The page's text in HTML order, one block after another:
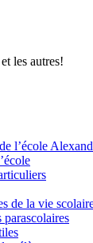
les autres!
l’école
de la vie